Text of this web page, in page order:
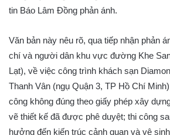
tin Báo Lâm Đồng phản ánh.
Văn bản này nêu rõ, qua tiếp nhận phản
chí và người dân khu vực đường Khe
Lạt), về việc công trình khách sạn
Thanh Vân (ngụ Quận 3, TP Hồ Chí
công không đúng theo giấy phép xây
vẽ thiết kế đã được phê duyệt; thi công
hưởng đến kiến trúc cảnh quan và vệ